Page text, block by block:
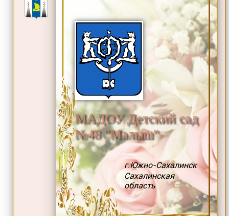
МАДОУ Детский сад
№48 "Малыш"
г.Южно-Сахалинск
Сахалинская
область